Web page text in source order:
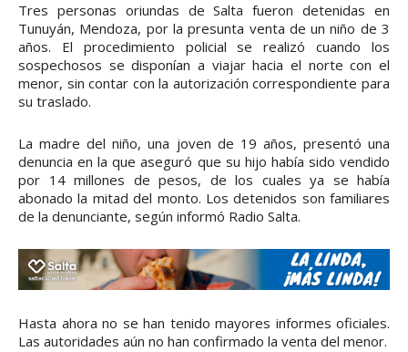
Tres personas oriundas de Salta fueron detenidas en
Tunuyán, Mendoza, por la presunta venta de un niño de 3
años. El procedimiento policial se realizó cuando los
sospechosos se disponían a viajar hacia el norte con el
menor, sin contar con la autorización correspondiente para
su traslado.
La madre del niño, una joven de 19 años, presentó una
denuncia en la que aseguró que su hijo había sido vendido
por 14 millones de pesos, de los cuales ya se había
abonado la mitad del monto. Los detenidos son familiares
de la denunciante, según informó Radio Salta.
Hasta ahora no se han tenido mayores informes oficiales.
Las autoridades aún no han confirmado la venta del menor.